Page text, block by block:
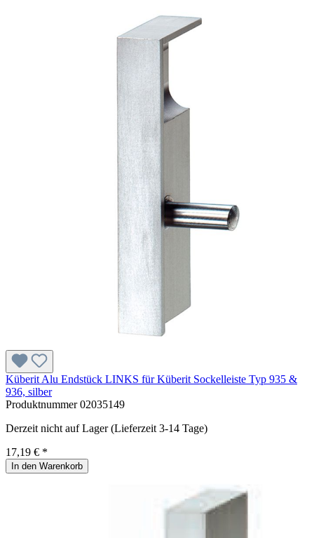
Küberit Alu Endstück LINKS für Küberit Sockelleiste Typ 935 &
936, silber
Produktnummer02035149
Derzeit nicht auf Lager (Lieferzeit 3-14 Tage)
17,19 € *
In den Warenkorb